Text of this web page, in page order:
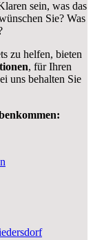
sein, was das
Sie? Was
zu helfen, bieten
, für Ihren
uns behalten Sie